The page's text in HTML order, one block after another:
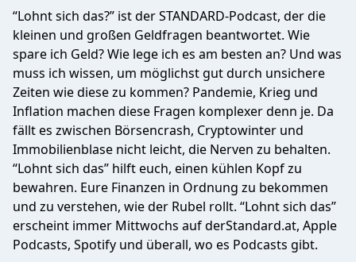
“Lohnt sich das?” ist der STANDARD-Podcast, der die
kleinen und großen Geldfragen beantwortet. Wie
spare ich Geld? Wie lege ich es am besten an? Und was
muss ich wissen, um möglichst gut durch unsichere
Zeiten wie diese zu kommen? Pandemie, Krieg und
Inflation machen diese Fragen komplexer denn je. Da
fällt es zwischen Börsencrash, Cryptowinter und
Immobilienblase nicht leicht, die Nerven zu behalten.
“Lohnt sich das” hilft euch, einen kühlen Kopf zu
bewahren. Eure Finanzen in Ordnung zu bekommen
und zu verstehen, wie der Rubel rollt. “Lohnt sich das”
erscheint immer Mittwochs auf derStandard.at, Apple
Podcasts, Spotify und überall, wo es Podcasts gibt.